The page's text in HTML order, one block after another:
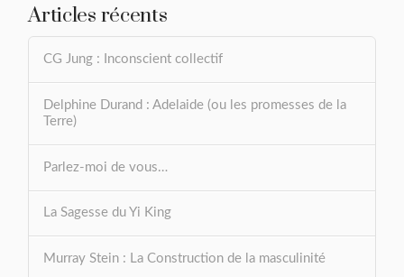
Articles récents
CG Jung : Inconscient collectif
Delphine Durand : Adelaide (ou les promesses de la
Terre)
Parlez-moi de vous…
La Sagesse du Yi King
Murray Stein : La Construction de la masculinité